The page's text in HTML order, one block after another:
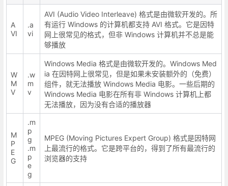
A
VI
.a
vi
AVI (Audio Video Interleave) 格式是由微软开发的。所
有运行 Windows 的计算机都支持 AVI 格式。它是因特
网上很常见的格式，但非 Windows 计算机并不总是能
够播放
W
M
V
.w
m
v
Windows Media 格式是由微软开发的。Windows Med
ia 在因特网上很常见，但是如果未安装额外的（免费）
组件，就无法播放 Windows Media 电影。一些后期的
Windows Media 电影在所有非 Windows 计算机上都
无法播放，因为没有合适的播放器
M
P
E
G
.m
p
g
.m
p
e
g
MPEG (Moving Pictures Expert Group) 格式是因特网
上最流行的格式。它是跨平台的，得到了所有最流行的
浏览器的支持